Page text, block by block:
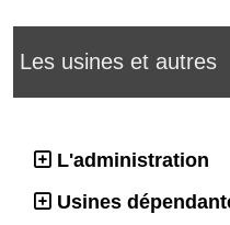
Les usines et autres
L'administration
Usines